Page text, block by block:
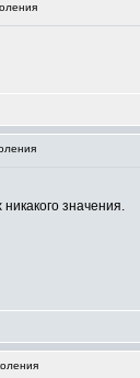
значения.